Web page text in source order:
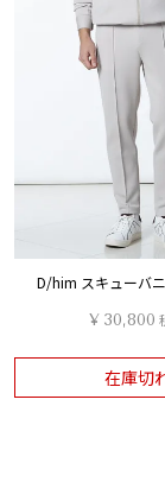
D/him スキューバ
¥ 30,800
在庫切